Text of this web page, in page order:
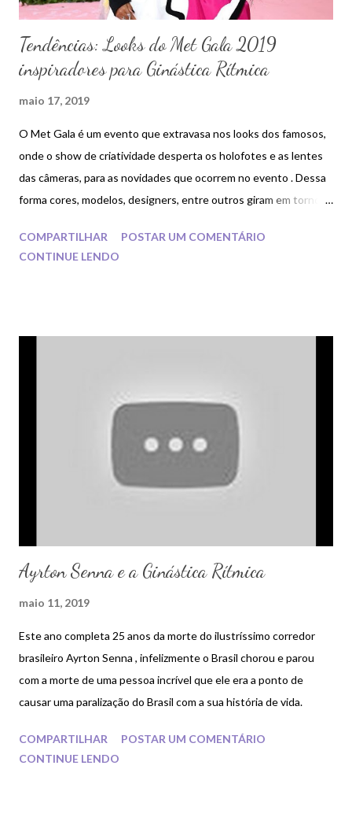
Tendências: Looks do Met Gala 2019
inspiradores para Ginástica Rítmica
maio 17, 2019
O Met Gala é um evento que extravasa nos looks dos famosos,
onde o show de criatividade desperta os holofotes e as lentes
das câmeras, para as novidades que ocorrem no evento . Dessa
forma cores, modelos, designers, entre outros giram em torno
alguns desses modelos poderemos buscar inspiração refazendo
COMPARTILHAR
POSTAR UM COMENTÁRIO
CONTINUE LENDO
Ayrton Senna e a Ginástica Rítmica
maio 11, 2019
Este ano completa 25 anos da morte do ilustríssimo corredor
brasileiro Ayrton Senna , infelizmente o Brasil chorou e parou
com a morte de uma pessoa incrível que ele era a ponto de
causar uma paralização do Brasil com a sua história de vida.
COMPARTILHAR
POSTAR UM COMENTÁRIO
CONTINUE LENDO